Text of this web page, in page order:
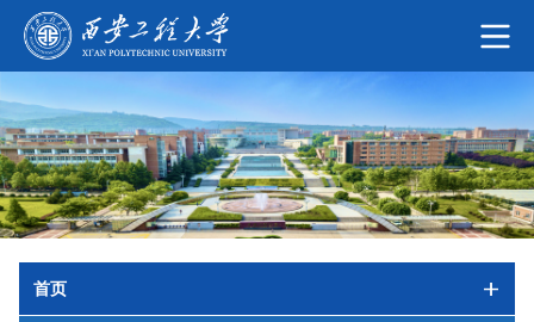
首页